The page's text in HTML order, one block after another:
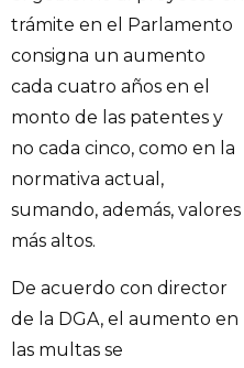
trámite en el Parlamento
consigna un aumento
cada cuatro años en el
monto de las patentes y
no cada cinco, como en la
normativa actual,
sumando, además, valores
más altos.
De acuerdo con director
de la DGA, el aumento en
las multas se